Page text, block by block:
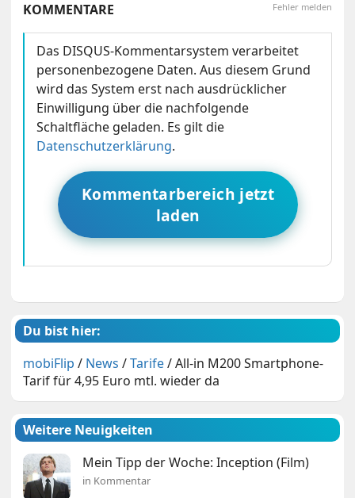
Fehler melden
KOMMENTARE
Das DISQUS-Kommentarsystem verarbeitet
personenbezogene Daten. Aus diesem Grund
wird das System erst nach ausdrücklicher
Einwilligung über die nachfolgende
Schaltfläche geladen. Es gilt die
Datenschutzerklärung.
Kommentarbereich jetzt
laden
Du bist hier:
mobiFlip / News /Tarife/All-in M200 Smartphone-
Tarif für 4,95 Euro mtl. wieder da
Weitere Neuigkeiten
Mein Tipp der Woche: Inception (Film)
in Kommentar